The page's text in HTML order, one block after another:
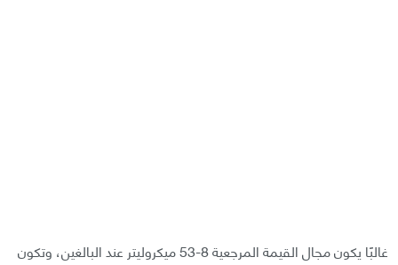
غالبًا يكون مجال القيمة المرجعية 8-53 ميكروليتر عند البالغين، وتكون